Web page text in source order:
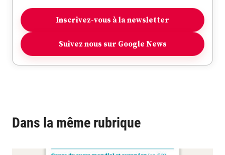
Inscrivez-vous à la newsletter
Suivez nous sur Google News
Dans la même rubrique